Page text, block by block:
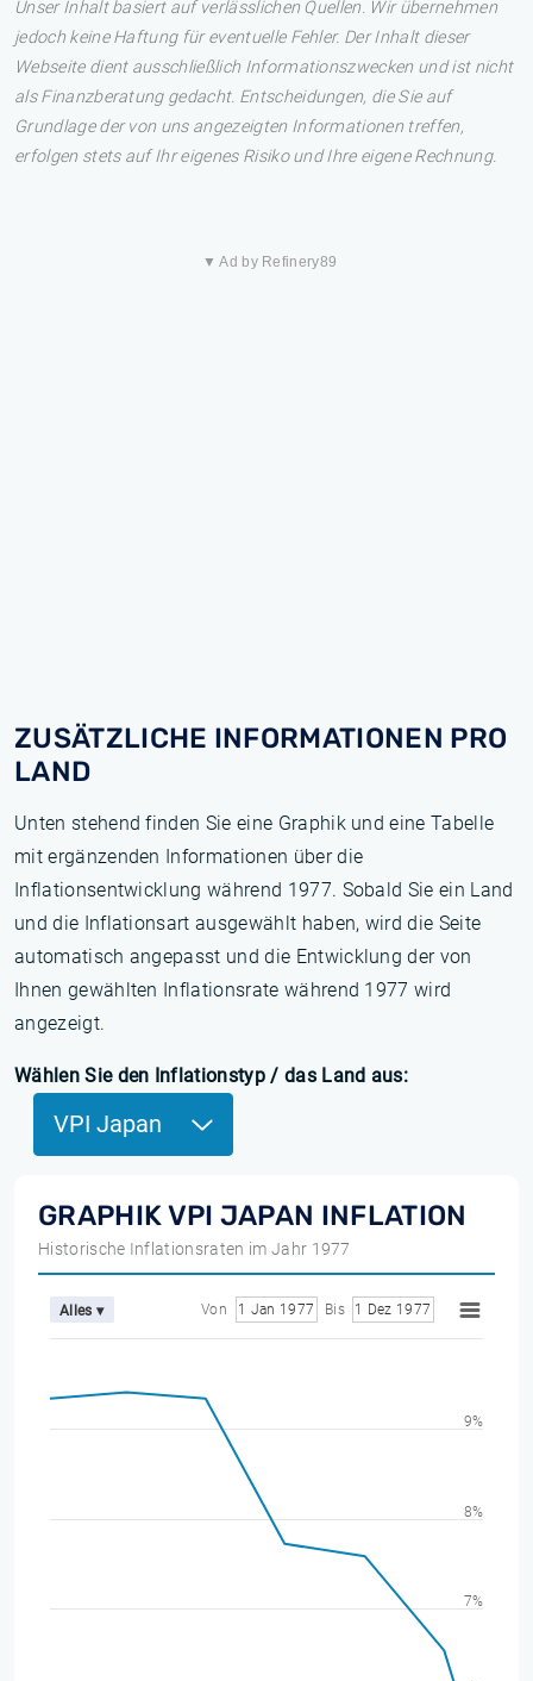
Unser Inhalt basiert auf verlässlichen Quellen. Wir übernehmen
jedoch keine Haftung für eventuelle Fehler. Der Inhalt dieser
Webseite dient ausschließlich Informationszwecken und ist nicht
als Finanzberatung gedacht. Entscheidungen, die Sie auf
Grundlage der von uns angezeigten Informationen treffen,
erfolgen stets auf Ihr eigenes Risiko und Ihre eigene Rechnung.
▼ Ad by Refinery89
ZUSÄTZLICHE INFORMATIONEN PRO
LAND
Unten stehend finden Sie eine Graphik und eine Tabelle
mit ergänzenden Informationen über die
Inflationsentwicklung während 1977. Sobald Sie ein Land
und die Inflationsart ausgewählt haben, wird die Seite
automatisch angepasst und die Entwicklung der von
Ihnen gewählten Inflationsrate während 1977 wird
angezeigt.
Wählen Sie den Inflationstyp / das Land aus:
VPI Japan
GRAPHIK VPI JAPAN INFLATION
Historische Inflationsraten im Jahr 1977
Alles ▾ Von 1 Jan 1977 Bis 1 Dez 1977
7%
8%
9%